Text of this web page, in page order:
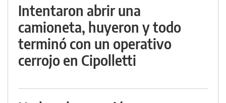
Intentaron abrir una
camioneta, huyeron y todo
terminó con un operativo
cerrojo en Cipolletti